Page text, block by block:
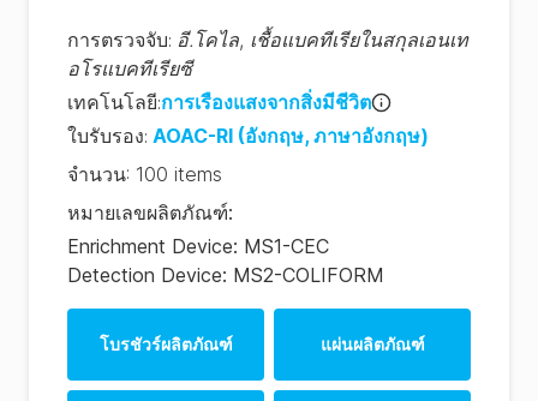
การตรวจจับ: อี.โคไล, เชื้อแบคทีเรียในสกุลเอนเท
อโรแบคทีเรียซี
เทคโนโลยี:การเรืองแสงจากสิ่งมีชีวิต
ใบรับรอง: AOAC-RI (อังกฤษ, ภาษาอังกฤษ)
จํานวน: 100 items
หมายเลขผลิตภัณฑ์:
Enrichment Device: MS1-CEC
Detection Device: MS2-COLIFORM
โบรชัวร์ผลิตภัณฑ์ แผ่นผลิตภัณฑ์